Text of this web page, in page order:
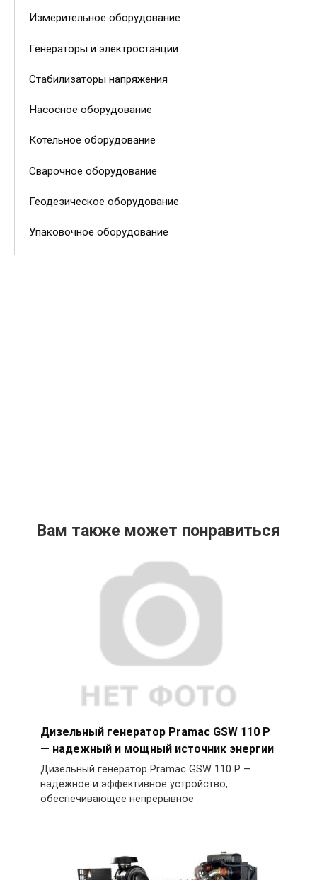
Измерительное оборудование
Генераторы и электростанции
Стабилизаторы напряжения
Насосное оборудование
Котельное оборудование
Сварочное оборудование
Геодезическое оборудование
Упаковочное оборудование
Вам также может понравиться
Дизельный генератор Pramac GSW 110 P
— надежный и мощный источник энергии
Дизельный генератор Pramac GSW 110 P —
надежное и эффективное устройство,
обеспечивающее непрерывное